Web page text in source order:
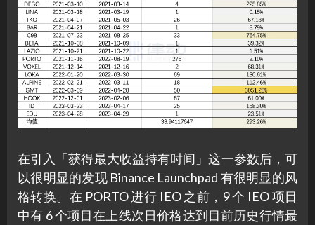
在引入「获得最大收益持有时间」这一参数后，可
以很明显的发现 Binance Launchpad 有很明显的风
格转换。在 PORTO 进行 IEO 之前，9 个 IEO 项目
中有 6 个项目在上线次日价格达到目前历史行情最